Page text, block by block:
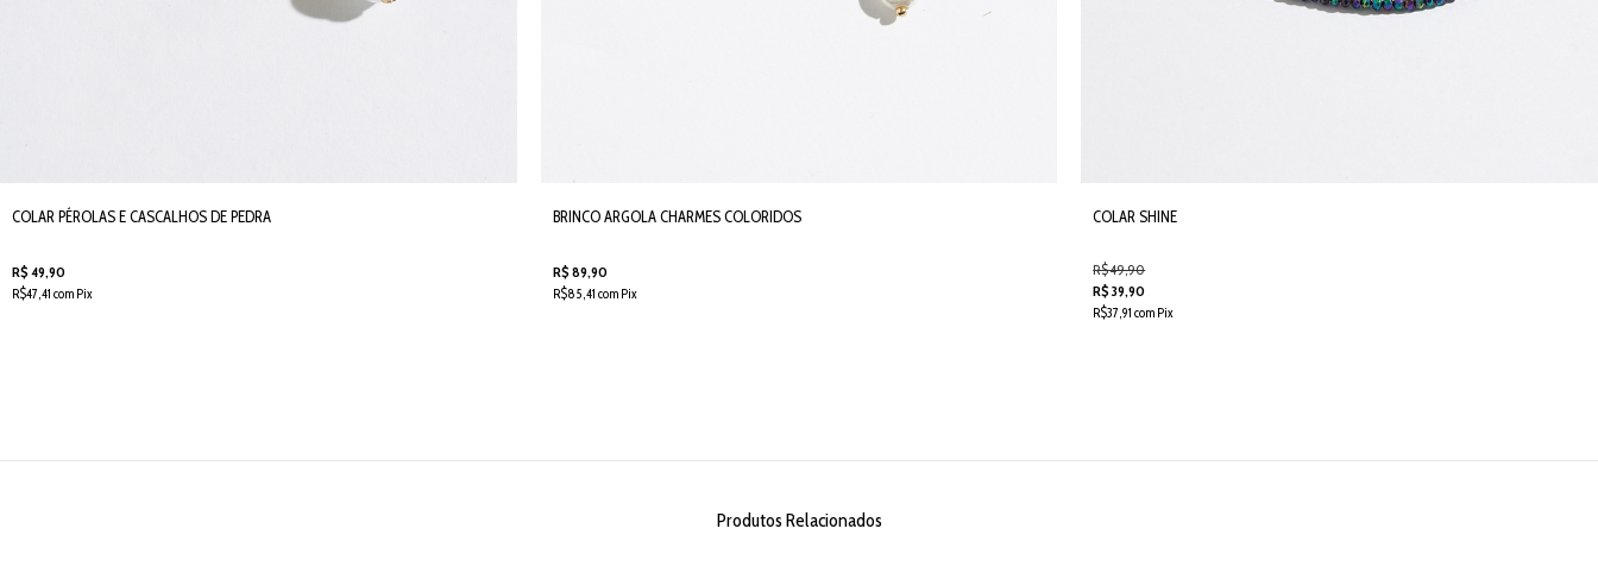
COLAR PÉROLAS E CASCALHOS DE PEDRA
R$ 49,90
R$47,41 com Pix
BRINCO ARGOLA CHARMES COLORIDOS
R$ 89,90
R$85,41 com Pix
COLAR SHINE
R$ 49,90
R$ 39,90
R$37,91 com Pix
Produtos Relacionados